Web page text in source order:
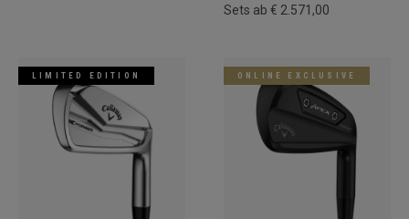
Sets ab € 2.571,00
LIMITED EDITION ONLINE EXCLUSIVE